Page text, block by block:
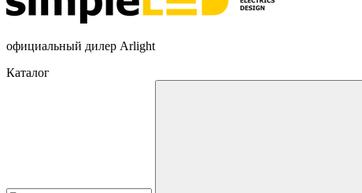
официальный дилер Arlight
Каталог